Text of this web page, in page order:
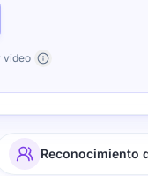
video
Reconocimiento